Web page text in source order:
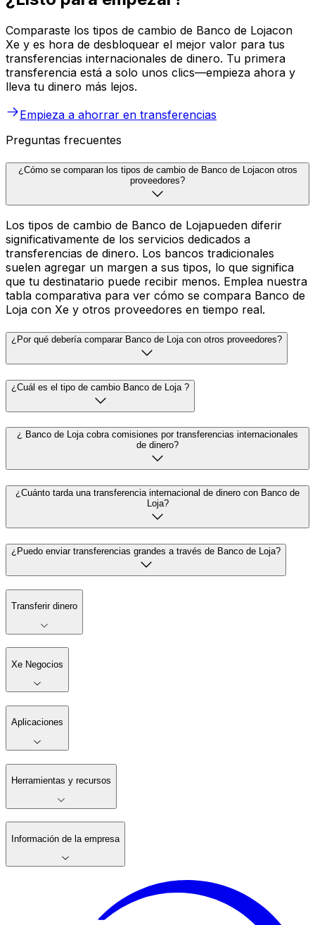
Comparaste los tipos de cambio de Banco de Lojacon
Xe y es hora de desbloquear el mejor valor para tus
transferencias internacionales de dinero. Tu primera
transferencia está a solo unos clics—empieza ahora y
lleva tu dinero más lejos.
Empieza a ahorrar en transferencias
Preguntas frecuentes
¿Cómo se comparan los tipos de cambio de Banco de Lojacon otros
proveedores?
Los tipos de cambio de Banco de Lojapueden diferir
significativamente de los servicios dedicados a
transferencias de dinero. Los bancos tradicionales
suelen agregar un margen a sus tipos, lo que significa
que tu destinatario puede recibir menos. Emplea nuestra
tabla comparativa para ver cómo se compara Banco de
Loja con Xe y otros proveedores en tiempo real.
¿Por qué debería comparar Banco de Loja con otros proveedores?
¿Cuál es el tipo de cambio Banco de Loja ?
¿ Banco de Loja cobra comisiones por transferencias internacionales
de dinero?
¿Cuánto tarda una transferencia internacional de dinero con Banco de
Loja?
¿Puedo enviar transferencias grandes a través de Banco de Loja?
Transferir dinero
Xe Negocios
Aplicaciones
Herramientas y recursos
Información de la empresa